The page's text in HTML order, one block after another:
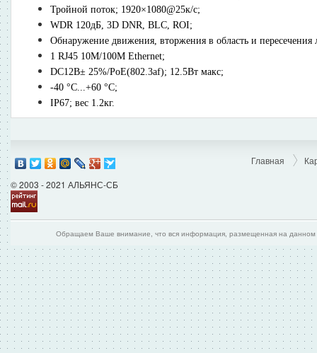
Тройной поток; 1920×1080@25к/с;
WDR 120дБ, 3D DNR, BLC, ROI;
Обнаружение движения, вторжения в область и пересечения
1 RJ45 10M/100M Ethernet;
DC12В± 25%/PoE(802.3af); 12.5Вт макс;
-40 °C...+60 °C;
IP67; вес 1.2кг.
© 2003 - 2021 АЛЬЯНС-СБ
Главная
Обращаем Ваше внимание, что вся информация, размещенная на данном